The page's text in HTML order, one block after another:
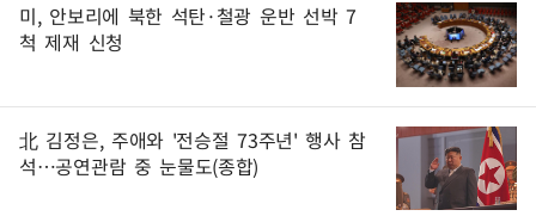
미, 안보리에 북한 석탄·철광 운반 선박 7
척 제재 신청
北 김정은, 주애와 '전승절 73주년' 행사 참
석…공연관람 중 눈물도(종합)